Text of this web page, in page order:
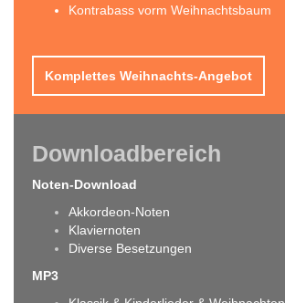
Kontrabass vorm Weihnachtsbaum
Komplettes Weihnachts-Angebot
Downloadbereich
Noten-Download
Akkordeon-Noten
Klaviernoten
Diverse Besetzungen
MP3